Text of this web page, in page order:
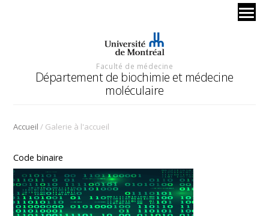
Faculté de médecine
Département de biochimie et médecine
moléculaire
Accueil / Galerie à l'accueil
Code binaire